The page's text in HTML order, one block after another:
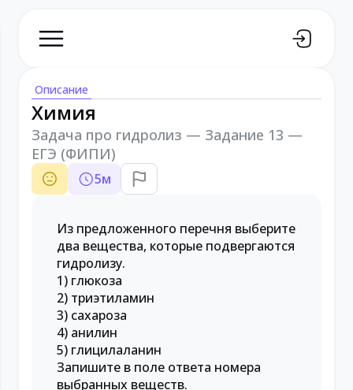
Описание
Химия
Задача про гидролиз — Задание 13 —
ЕГЭ (ФИПИ)
5м
Из предложенного перечня выберите
два вещества, которые подвергаются
гидролизу.
1) глюкоза
2) триэтиламин
3) сахароза
4) анилин
5) глицилаланин
Запишите в поле ответа номера
выбранных веществ.